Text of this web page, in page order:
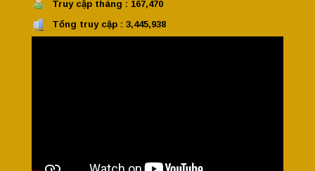
Truy cập tháng : 167,470
Tổng truy cập : 3,445,938